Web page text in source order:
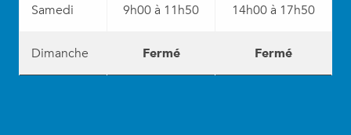
Samedi 9h00 à 11h50 14h00 à 17h50
Dimanche Fermé Fermé